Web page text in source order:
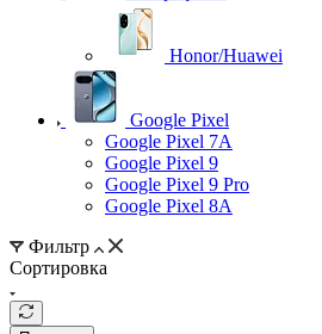
Honor/Huawei
Google Pixel
Google Pixel 7А
Google Pixel 9
Google Pixel 9 Pro
Google Pixel 8A
Фильтр
Сортировка